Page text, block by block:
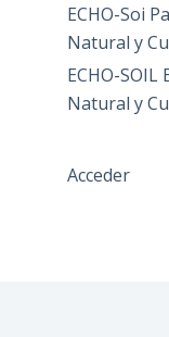
ECHO-Soi
Natural y
ECHO-
Natural y
Acceder